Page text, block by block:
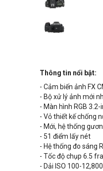
Thông tin nổi bật:
- Cảm biến ảnh FX
- Bộ xử lý ảnh mới
- Màn hình RGB
- Vỏ thiết kế chống
- Mới, hệ thống
- 51 điểm lấy nét
- Hệ thống đo sáng
- Tốc độ chụp 6.5
- Dải ISO 100-